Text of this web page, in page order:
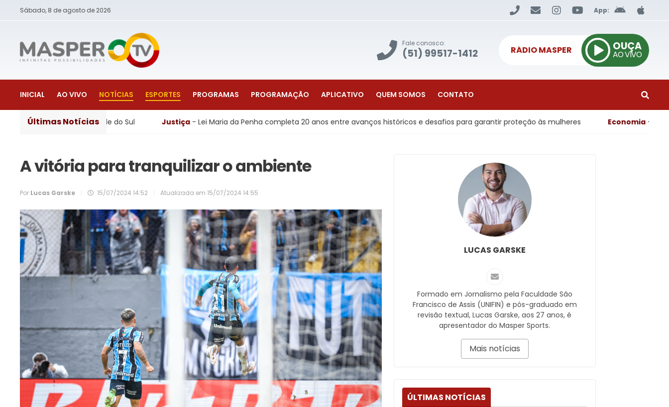
Sábado, 8 de agosto de 2026 App:
Fale conosco:
(51) 99517-1412 RÁDIO MASPER OUÇA
AO VIVO
INICIAL AO VIVO NOTÍCIAS ESPORTES PROGRAMAS PROGRAMAÇÃO APLICATIVO QUEM SOMOS CONTATO
Últimas Notícias
do Rio Grande do Sul Justiça - Lei Maria da Penha completa 20 anos entre avanços históricos e desafios para garantir proteção às mulheres Economia - Poupança tem
A vitória para tranquilizar o ambiente
Por Lucas Garske 15/07/2024 14:52 Atualizada em 15/07/2024 14:55
LUCAS GARSKE
Formado em Jornalismo pela Faculdade São
Francisco de Assis (UNIFIN) e pós-graduado em
revisão textual, Lucas Garske, aos 27 anos, é
apresentador do Masper Sports.
Mais notícias
ÚLTIMAS NOTÍCIAS